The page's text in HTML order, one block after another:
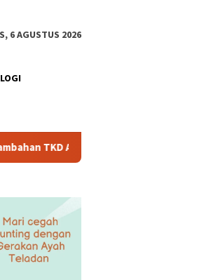
6 AGUSTUS 2026
Triliun, Pastikan Transparan dan